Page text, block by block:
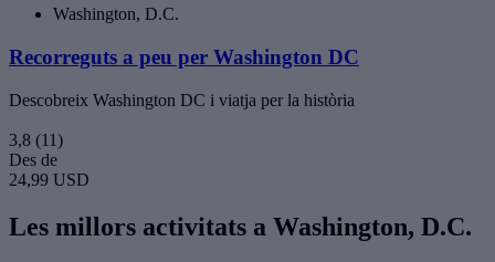
Washington, D.C.
Recorreguts a peu per Washington DC
Descobreix Washington DC i viatja per la història
3,8 (11)
Des de
24,99 USD
Les millors activitats a Washington, D.C.